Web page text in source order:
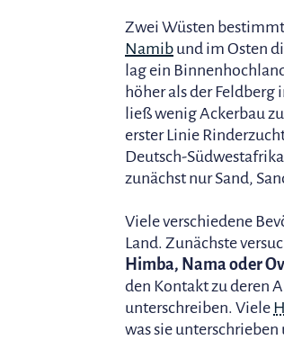
Zwei Wüsten
Namib und im Osten
lag ein
höher als der Feldberg
ließ wenig Ackerbau
erster Linie
Deutsch-
zunächst nur Sand,
Viele verschiedene
Land. Zunächste
Himba, Nama oder
den Kontakt zu deren
unterschreiben. Viele
was sie